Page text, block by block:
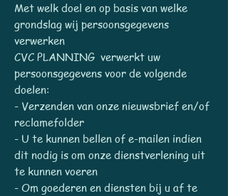
Met welk doel en op basis van welke
grondslag wij persoonsgegevens
verwerken
CVC PLANNING verwerkt uw
persoonsgegevens voor de volgende
doelen:
- Verzenden van onze nieuwsbrief en/of
reclamefolder
- U te kunnen bellen of e-mailen indien
dit nodig is om onze dienstverlening uit
te kunnen voeren
- Om goederen en diensten bij u af te